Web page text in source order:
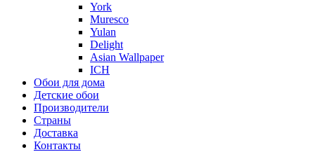
York
Muresco
Yulan
Delight
Asian Wallpaper
ICH
Обои для дома
Детские обои
Производители
Страны
Доставка
Контакты